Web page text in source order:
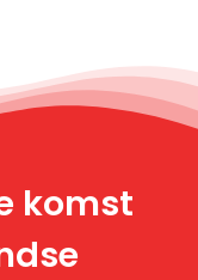
komst